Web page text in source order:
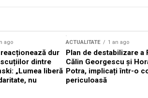
ago
dur
dintre
„Lumea liberă
nu
ACTUALITATE 1 an ago
Plan de destabilizare a
Călin Georgescu și
Potra, implicați într-o
periculoasă